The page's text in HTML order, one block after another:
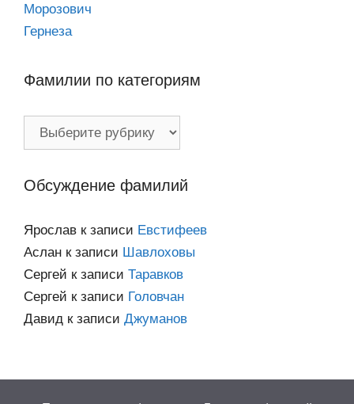
Морозович
Гернеза
Фамилии по категориям
Обсуждение фамилий
Ярослав к записи Евстифеев
Аслан к записи Шавлоховы
Сергей к записи Таравков
Сергей к записи Головчан
Давид к записи Джуманов